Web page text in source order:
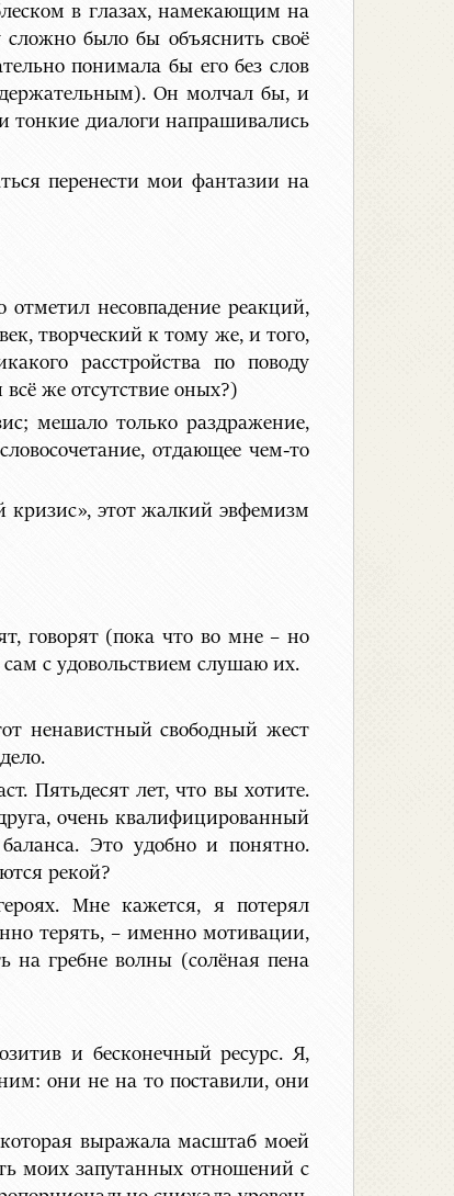
в глазах, намекающим на
было бы объяснить своё
понимала бы его без слов
Он молчал бы, и
тонкие диалоги напрашивались
перенести мои фантазии на
отметил несовпадение реакций,
творческий к тому же, и того,
расстройства по поводу
же отсутствие оных?)
мешало только раздражение,
отдающее чем-то
кризис», этот жалкий эвфемизм
говорят (пока что во мне – но
с удовольствием слушаю их.
ненавистный свободный жест
Пятьдесят лет, что вы хотите.
очень квалифицированный
Это удобно и понятно.
рекой?
Мне кажется, я потерял
терять, – именно мотивации,
на гребне волны (солёная пена
и бесконечный ресурс. Я,
они не на то поставили, они
выражала масштаб моей
моих запутанных отношений с